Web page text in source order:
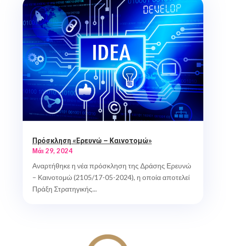
Πρόσκληση «Ερευνώ – Καινοτομώ»
Μάι 29, 2024
Αναρτήθηκε η νέα πρόσκληση της Δράσης Ερευνώ
– Καινοτομώ (2105/17-05-2024), η οποία αποτελεί
Πράξη Στρατηγικής...